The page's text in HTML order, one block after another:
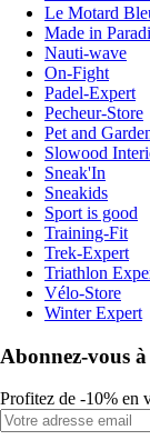
Le Motard
Made in
Nauti-wave
On-Fight
Padel-Expert
Pecheur-Store
Pet and
Slowood
Sneak'In
Sneakids
Sport is good
Training-Fit
Trek-Expert
Triathlon
Vélo-Store
Winter Expert
Abonnez-vous
Profitez de -10% en